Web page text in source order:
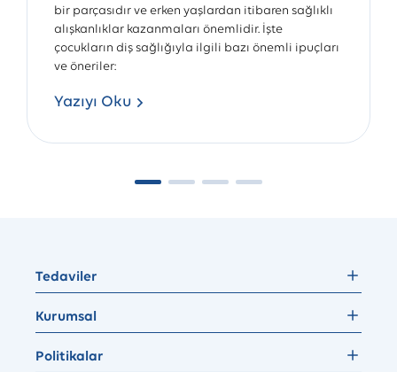
bir parçasıdır ve erken yaşlardan itibaren sağlıklı
alışkanlıklar kazanmaları önemlidir. İşte
çocukların diş sağlığıyla ilgili bazı önemli ipuçları
ve öneriler:
Yazıyı Oku
Tedaviler
Kurumsal
Politikalar